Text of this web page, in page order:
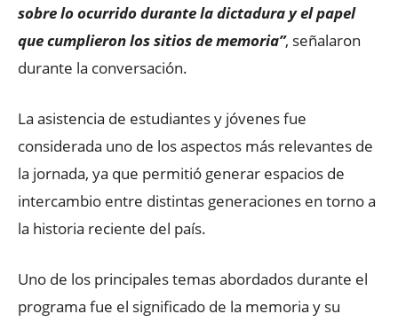
sobre lo ocurrido durante la dictadura y el papel
que cumplieron los sitios de memoria”, señalaron
durante la conversación.
La asistencia de estudiantes y jóvenes fue
considerada uno de los aspectos más relevantes de
la jornada, ya que permitió generar espacios de
intercambio entre distintas generaciones en torno a
la historia reciente del país.
Uno de los principales temas abordados durante el
programa fue el significado de la memoria y su